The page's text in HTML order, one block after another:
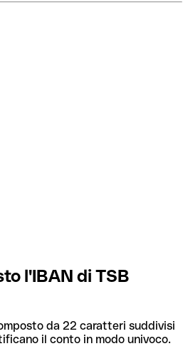
l'IBAN di TSB
da 22 caratteri suddivisi
il conto in modo univoco.